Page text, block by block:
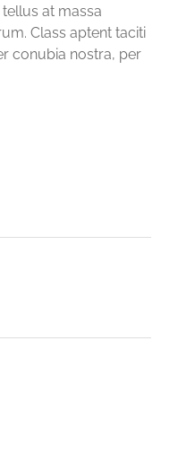
at massa
Class aptent taciti
conubia nostra, per